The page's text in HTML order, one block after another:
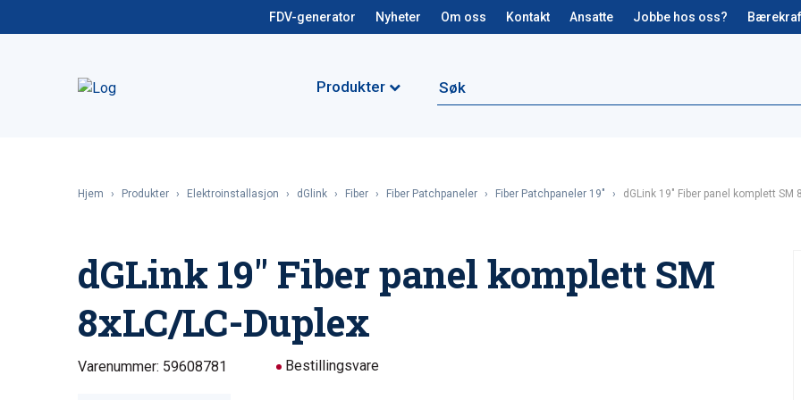
FDV-generator Nyheter Om oss Kontakt Ansatte Jobbe hos oss?
Produkter
Hjem › Produkter › Elektroinstallasjon › dGlink › Fiber › Fiber Patchpaneler › Fiber Patchpaneler 19" › dGLink 19″ Fiber panel komplett SM
dGLink 19″ Fiber panel komplett SM
8xLC/LC-Duplex
Varenummer: 59608781 Bestillingsvare